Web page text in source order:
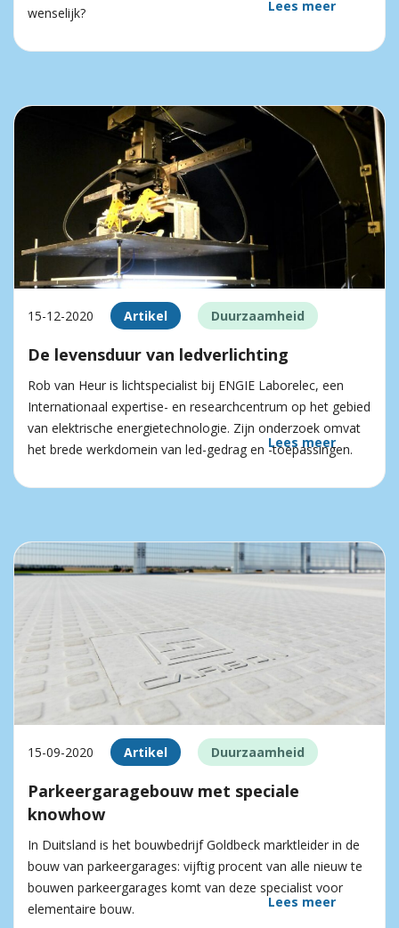
wenselijk? Lees meer
15-12-2020 Artikel Duurzaamheid
De levensduur van ledverlichting
Rob van Heur is lichtspecialist bij ENGIE Laborelec, een
Internationaal expertise- en researchcentrum op het gebied
van elektrische energie­technologie. Zijn onderzoek omvat
het brede werkdomein van led-gedrag en -toepassingen.
Lees meer
15-09-2020 Artikel Duurzaamheid
Parkeergaragebouw met speciale
knowhow
In Duitsland is het bouwbedrijf Goldbeck marktleider in de
bouw van parkeergarages: vijftig procent van alle nieuw te
bouwen parkeergarages komt van deze specialist voor
elementaire bouw.
Lees meer